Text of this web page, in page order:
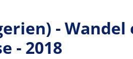
- Wandel
- 2018